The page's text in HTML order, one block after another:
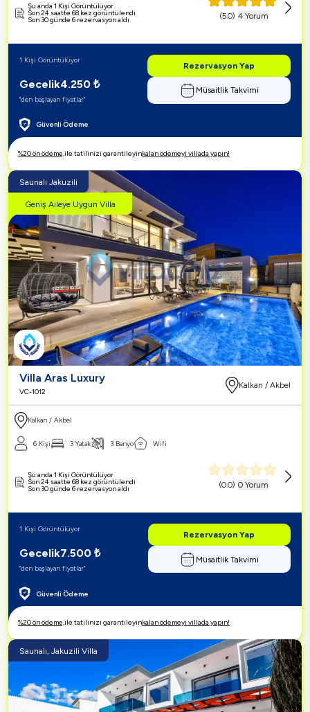
(5.0) 4 Yorum
Şu anda 1 Kişi Görüntülüyor
Son 24 saatte 68 kez görüntülendi
Son 30 günde 6 rezervasyon aldı
Güvenli Ödeme
Gecelik4.250 ₺
"den başlayan fiyatlar"
1 Kişi Görüntülüyor
Rezervasyon Yap
Müsaitlik Takvimi
%20 ön ödeme,ile tatilinizi garantileyinkalan ödemeyi villada yapın!
Saunalı Jakuzili
Geniş Aileye Uygun Villa
Villa Aras Luxury
VC-1012
Kalkan / Akbel
Kalkan / Akbel
6 Kişi 3 Yatak 3 Banyo Wifi
(0.0) 0 Yorum
Şu anda 1 Kişi Görüntülüyor
Son 24 saatte 68 kez görüntülendi
Son 30 günde 6 rezervasyon aldı
Güvenli Ödeme
Gecelik7.500 ₺
"den başlayan fiyatlar"
1 Kişi Görüntülüyor
Rezervasyon Yap
Müsaitlik Takvimi
%20 ön ödeme,ile tatilinizi garantileyinkalan ödemeyi villada yapın!
Saunalı, Jakuzili Villa